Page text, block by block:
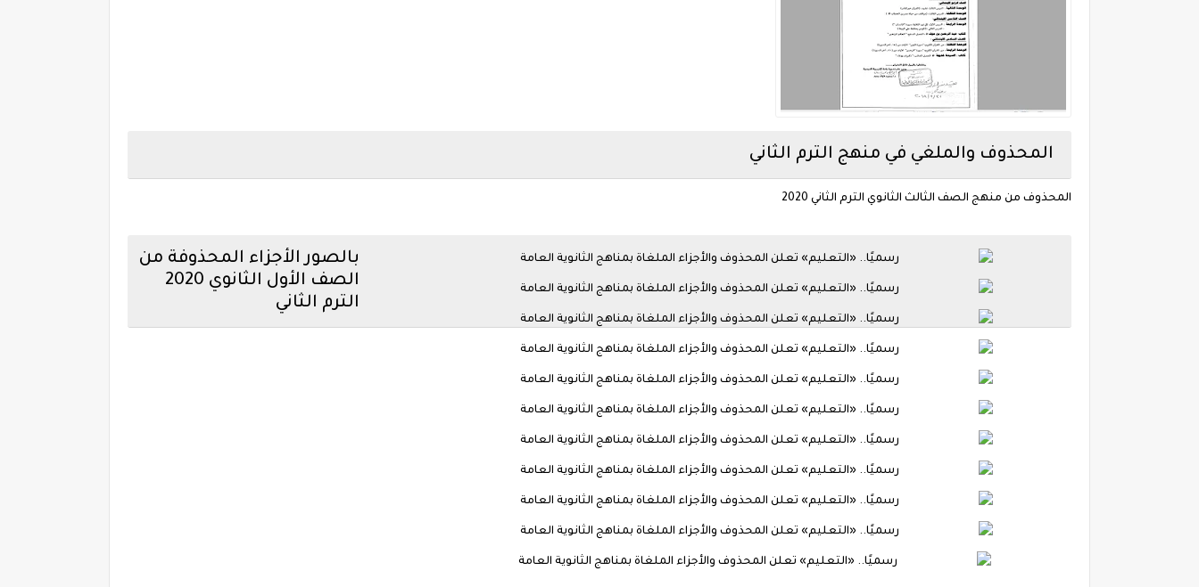
المحذوف والملغي في منهج الترم الثاني
المحذوف من منهج الصف الثالث الثانوي الترم الثاني 2020
بالصور الأجزاء المحذوفة من
الصف الأول الثانوي 2020
الترم الثاني